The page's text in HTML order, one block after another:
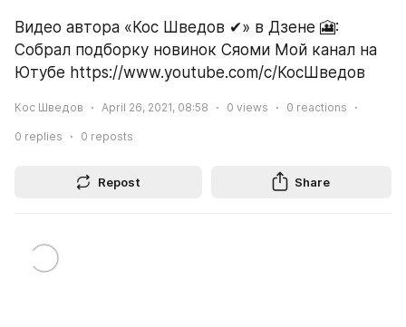
Видео автора «Кос Шведов ✔» в Дзене 🎦:
Собрал подборку новинок Сяоми Мой канал на
Ютубе https://www.youtube.com/c/КосШведов
Кос Шведов April 26, 2021, 08:58 0 views 0 reactions
0 replies 0 reposts
Repost Share